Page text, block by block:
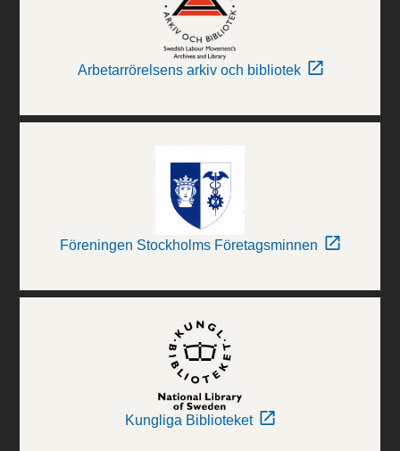
Arbetarrörelsens arkiv och bibliotek
Föreningen Stockholms Företagsminnen
Kungliga Biblioteket